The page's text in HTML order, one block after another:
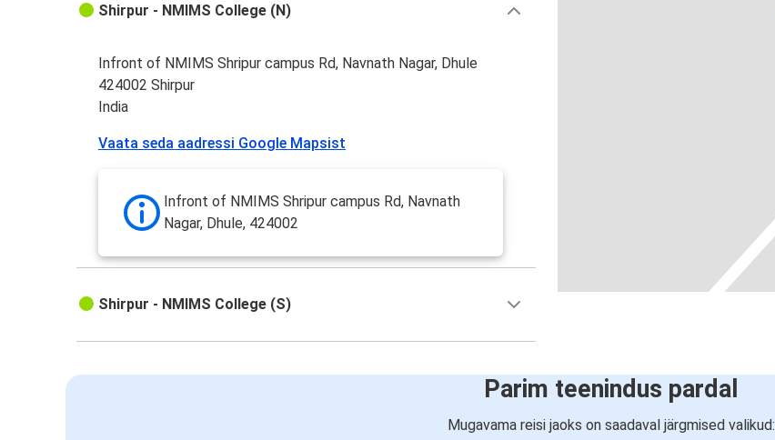
Shirpur - NMIMS College (N)
Infront of NMIMS Shripur campus Rd, Navnath Nagar, Dhule
424002 Shirpur
India
Vaata seda aadressi Google Mapsist
Infront of NMIMS Shripur campus Rd, Navnath
Nagar, Dhule, 424002
Shirpur - NMIMS College (S)
Parim teenindus pardal
Mugavama reisi jaoks on saadaval järgmised valikud: